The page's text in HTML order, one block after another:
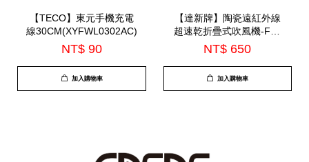
【TECO】東元手機充電
線30CM(XYFWL0302AC)
NT$ 90
加入購物車
【達新牌】陶瓷遠紅外線
超速乾折疊式吹風機-FD-
178
NT$ 650
加入購物車